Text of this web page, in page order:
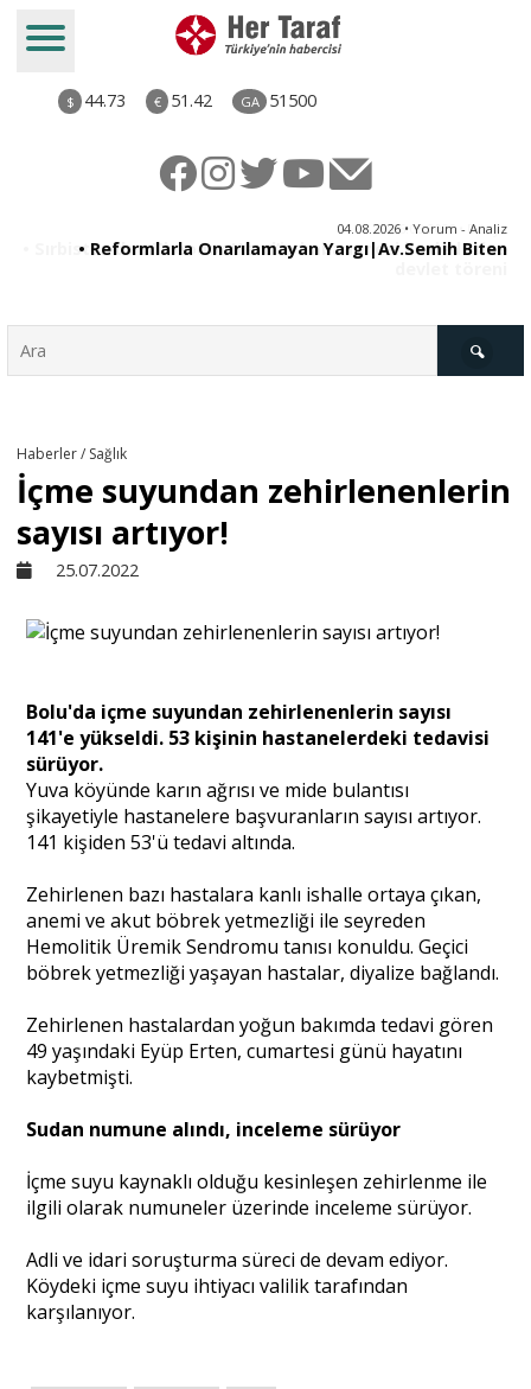
$ 44.73 € 51.42 GA 51500
04.08.2026 • Yorum - Analiz
• Reformlarla Onarılamayan Yargı|Av.Semih Biten
Ekonomi
Dünya
Yorum - Analiz
Söyleşi
Yazı Dizisi
Portre
Yazarlar
Haberler / Sağlık
İçme suyundan zehirlenenlerin
sayısı artıyor!
25.07.2022
Bolu'da içme suyundan zehirlenenlerin sayısı
141'e yükseldi. 53 kişinin hastanelerdeki tedavisi
sürüyor.
Yuva köyünde karın ağrısı ve mide bulantısı
şikayetiyle hastanelere başvuranların sayısı artıyor.
141 kişiden 53'ü tedavi altında.
Zehirlenen bazı hastalara kanlı ishalle ortaya çıkan,
anemi ve akut böbrek yetmezliği ile seyreden
Hemolitik Üremik Sendromu tanısı konuldu. Geçici
böbrek yetmezliği yaşayan hastalar, diyalize bağlandı.
Zehirlenen hastalardan yoğun bakımda tedavi gören
49 yaşındaki Eyüp Erten, cumartesi günü hayatını
kaybetmişti.
Sudan numune alındı, inceleme sürüyor
İçme suyu kaynaklı olduğu kesinleşen zehirlenme ile
ilgili olarak numuneler üzerinde inceleme sürüyor.
Adli ve idari soruşturma süreci de devam ediyor.
Köydeki içme suyu ihtiyacı valilik tarafından
karşılanıyor.